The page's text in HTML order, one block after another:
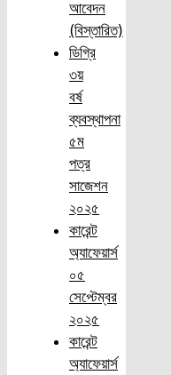
আবেদন
(বিস্তারিত)
ডিগ্রি
৩য়
বর্ষ
ব্যবস্থাপনা
৫ম
পত্র
সাজেশন
২০২৫
কারেন্ট
অ্যাফেয়ার্স
০৫
সেপ্টেম্বর
২০২৫
কারেন্ট
অ্যাফেয়ার্স